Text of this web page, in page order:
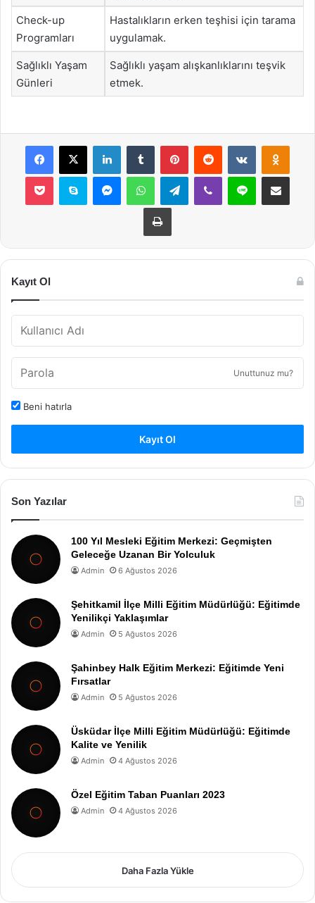
Check-up
Programları
Hastalıkların erken teşhisi için tarama
uygulamak.
Sağlıklı Yaşam
Günleri
Sağlıklı yaşam alışkanlıklarını teşvik
etmek.
Facebook
X LinkedInTumblr PinterestReddit VKontakte
Pocket Skype MessengerWhatsAppTelegramViber Line E-Posta ile
Yazdır
Kayıt Ol
Unuttunuz mu?
Beni hatırla
Kayıt Ol
Son Yazılar
100 Yıl Mesleki Eğitim Merkezi: Geçmişten
Geleceğe Uzanan Bir Yolculuk
Admin 6 Ağustos 2026
Şehitkamil İlçe Milli Eğitim Müdürlüğü: Eğitimde
Yenilikçi Yaklaşımlar
Admin 5 Ağustos 2026
Şahinbey Halk Eğitim Merkezi: Eğitimde Yeni
Fırsatlar
Admin 5 Ağustos 2026
Üsküdar İlçe Milli Eğitim Müdürlüğü: Eğitimde
Kalite ve Yenilik
Admin 4 Ağustos 2026
Özel Eğitim Taban Puanları 2023
Admin 4 Ağustos 2026
Daha Fazla Yükle